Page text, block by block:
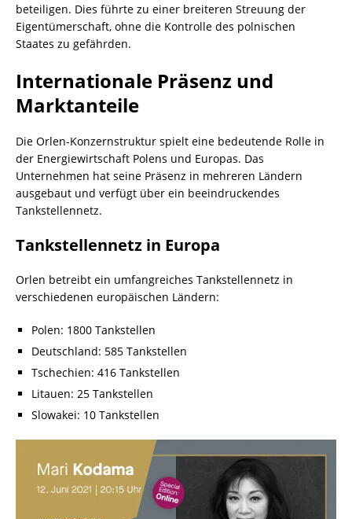
beteiligen. Dies führte zu einer breiteren Streuung der
Eigentümerschaft, ohne die Kontrolle des polnischen
Staates zu gefährden.
Internationale Präsenz und
Marktanteile
Die Orlen-Konzernstruktur spielt eine bedeutende Rolle in
der Energiewirtschaft Polens und Europas. Das
Unternehmen hat seine Präsenz in mehreren Ländern
ausgebaut und verfügt über ein beeindruckendes
Tankstellennetz.
Tankstellennetz in Europa
Orlen betreibt ein umfangreiches Tankstellennetz in
verschiedenen europäischen Ländern:
Polen: 1800 Tankstellen
Deutschland: 585 Tankstellen
Tschechien: 416 Tankstellen
Litauen: 25 Tankstellen
Slowakei: 10 Tankstellen